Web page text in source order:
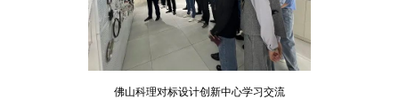
佛山科理对标设计创新中心学习交流